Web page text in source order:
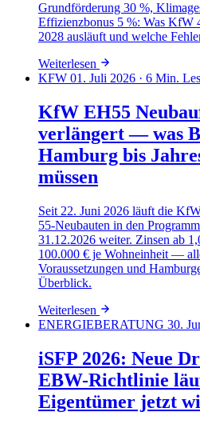
Grundförderung 30 %,
Effizienzbonus 5 %: Was KfW
2028 ausläuft und welche
Weiterlesen
KFW 01. Juli 2026 · 6 Min.
KfW EH55
verlängert — was
Hamburg bis
müssen
Seit 22. Juni 2026 läuft die
55-Neubauten in den
31.12.2026 weiter. Zinsen ab
100.000 € je Wohneinheit —
Voraussetzungen und
Überblick.
Weiterlesen
ENERGIEBERATUNG 30.
iSFP 2026: Neue
EBW-Richtlinie
Eigentümer jetzt